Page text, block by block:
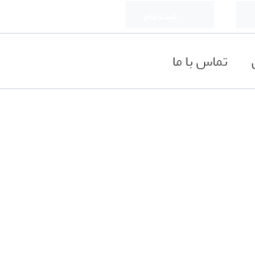
تماس با ما